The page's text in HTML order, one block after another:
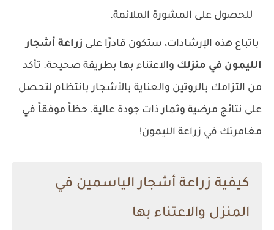
للحصول على المشورة الملائمة.
باتباع هذه الإرشادات، ستكون قادرًا على زراعة أشجار
الليمون في منزلك والاعتناء بها بطريقة صحيحة. تأكد
من التزامك بالروتين والعناية بالأشجار بانتظام لتحصل
على نتائج مرضية وثمار ذات جودة عالية. حظاً موفقاً في
مغامرتك في زراعة الليمون!
كيفية زراعة أشجار الياسمين في
المنزل والاعتناء بها